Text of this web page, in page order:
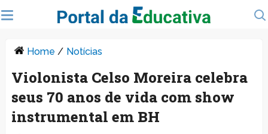
Home / Notícias
Violonista Celso Moreira celebra
seus 70 anos de vida com show
instrumental em BH